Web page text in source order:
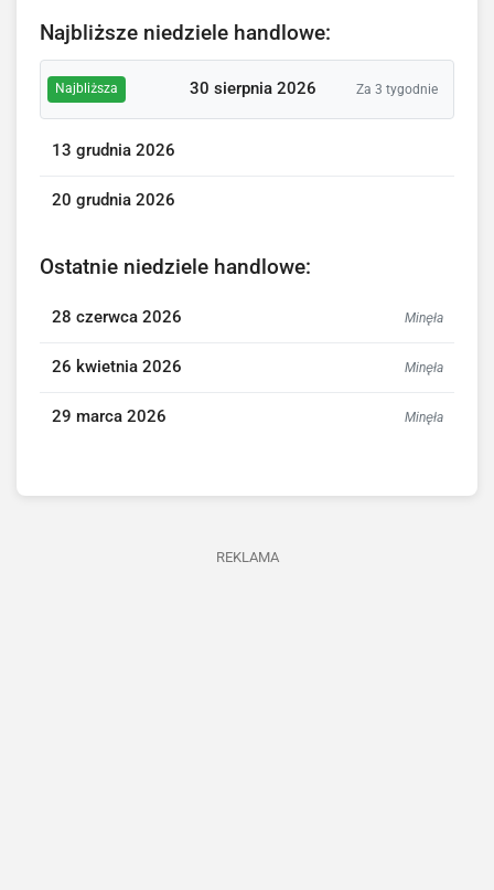
Najbliższe niedziele handlowe:
Najbliższa 30 sierpnia 2026 Za 3 tygodnie
13 grudnia 2026
20 grudnia 2026
Ostatnie niedziele handlowe:
28 czerwca 2026 Minęła
26 kwietnia 2026 Minęła
29 marca 2026 Minęła
REKLAMA